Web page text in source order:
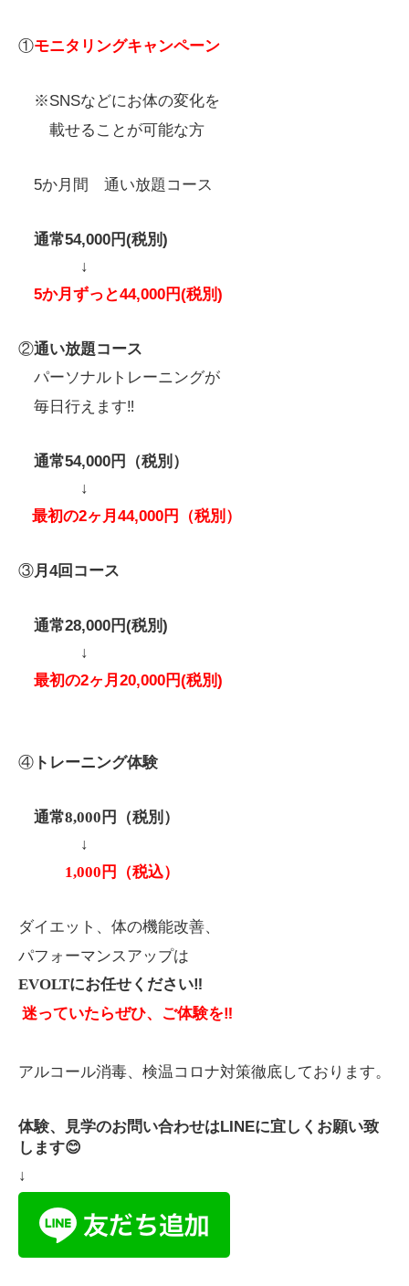
①モニタリングキャンペーン
※SNSなどにお体の変化を
載せることが可能な方
5か月間 通い放題コース
通常54,000円(税別)
↓
5か月ずっと44,000円(税別)
②通い放題コース
パーソナルトレーニングが
毎日行えます‼️
通常54,000円（税別）
↓
最初の2ヶ月44,000円（税別）
③月4回コース
通常28,000円(税別)
↓
最初の2ヶ月20,000円(税別)
④ トレーニング体験
通常8,000 円（税別）
↓
1,000 円（税込）
ダイエット、体の機能改善、
パフォーマンスアップは
EVOLTにお任せください‼️
迷っていたらぜひ、ご体験を‼️
アルコール消毒、検温コロナ対策徹底しております。
体験、見学のお問い合わせはLINEに宜しくお願い致
します😊
↓